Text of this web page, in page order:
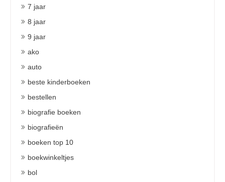
7 jaar
8 jaar
9 jaar
ako
auto
beste kinderboeken
bestellen
biografie boeken
biografieën
boeken top 10
boekwinkeltjes
bol